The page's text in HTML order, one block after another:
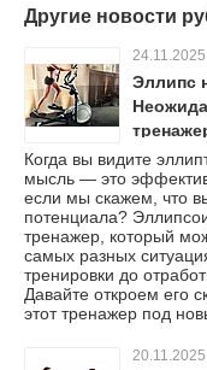
Другие новости
24.11.2025
Эллипс
Когда вы видите
мысль — это
если мы скажем, что
потенциала?
тренажер, который
самых разных
тренировки до
Давайте откроем его
этот тренажер под
20.11.2025